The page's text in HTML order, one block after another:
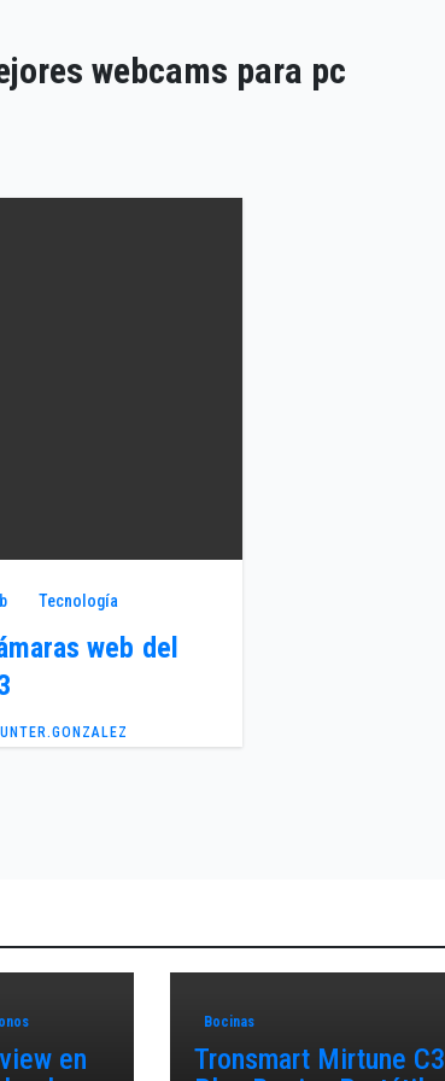
webcams para pc
Tecnología
web del
en
Bocinas
Tronsmart Mirtune C3